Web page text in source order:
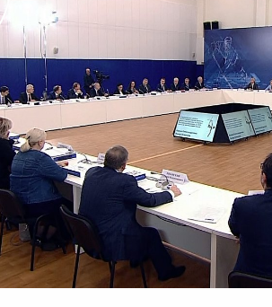
Москва,
Встреча с мастерами, молодыми
ВГИКа
17 октября 2019 года, 17:45